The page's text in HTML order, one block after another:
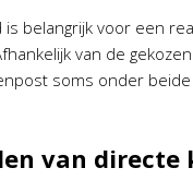
belangrijk voor een
van de
soms onder
van directe